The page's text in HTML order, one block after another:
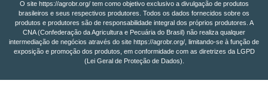
O site https://agrobr.org/ tem como objetivo exclusivo a divulgação de produtos
brasileiros e seus respectivos produtores. Todos os dados fornecidos sobre os
produtos e produtores são de responsabilidade integral dos próprios produtores. A
CNA (Confederação da Agricultura e Pecuária do Brasil) não realiza qualquer
intermediação de negócios através do site https://agrobr.org/, limitando-se à função de
exposição e promoção dos produtos, em conformidade com as diretrizes da LGPD
(Lei Geral de Proteção de Dados).